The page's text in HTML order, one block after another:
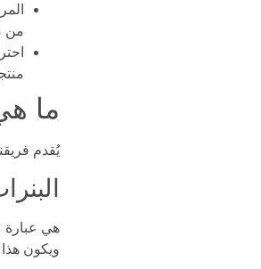
من
ما
يُقدم
هي عبارة
ويكون هذا